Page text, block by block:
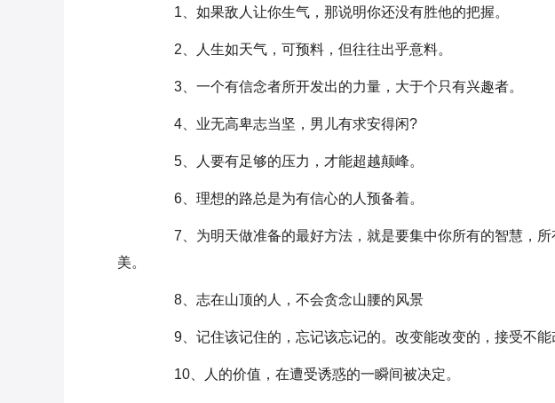
1、如果敌人让你生气，那说明你还没有胜他的把握。
2、人生如天气，可预料，但往往出乎意料。
3、一个有信念者所开发出的力量，大于个只有兴趣者。
4、业无高卑志当坚，男儿有求安得闲?
5、人要有足够的压力，才能超越颠峰。
6、理想的路总是为有信心的人预备着。
7、为明天做准备的最好方法，就是要集中你所有的智慧，所
美。
8、志在山顶的人，不会贪念山腰的风景
9、记住该记住的，忘记该忘记的。改变能改变的，接受不能
10、人的价值，在遭受诱惑的一瞬间被决定。